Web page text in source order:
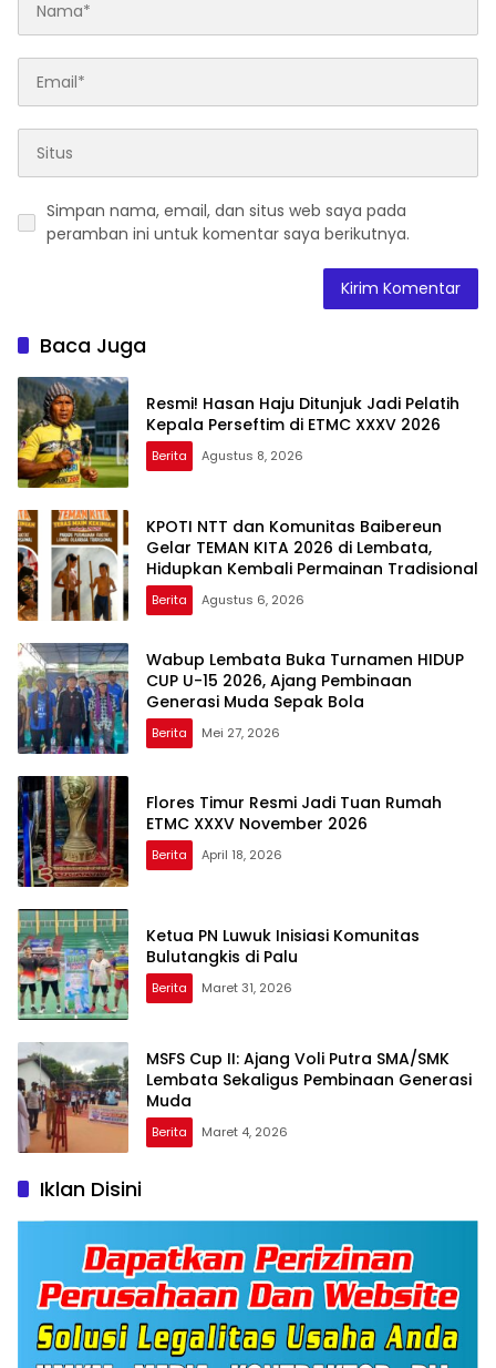
Simpan nama, email, dan situs web saya pada
peramban ini untuk komentar saya berikutnya.
Baca Juga
Resmi! Hasan Haju Ditunjuk Jadi Pelatih
Kepala Perseftim di ETMC XXXV 2026
Berita Agustus 8, 2026
KPOTI NTT dan Komunitas Baibereun
Gelar TEMAN KITA 2026 di Lembata,
Hidupkan Kembali Permainan Tradisional
Berita Agustus 6, 2026
Wabup Lembata Buka Turnamen HIDUP
CUP U-15 2026, Ajang Pembinaan
Generasi Muda Sepak Bola
Berita Mei 27, 2026
Flores Timur Resmi Jadi Tuan Rumah
ETMC XXXV November 2026
Berita April 18, 2026
Ketua PN Luwuk Inisiasi Komunitas
Bulutangkis di Palu
Berita Maret 31, 2026
MSFS Cup II: Ajang Voli Putra SMA/SMK
Lembata Sekaligus Pembinaan Generasi
Muda
Berita Maret 4, 2026
Iklan Disini